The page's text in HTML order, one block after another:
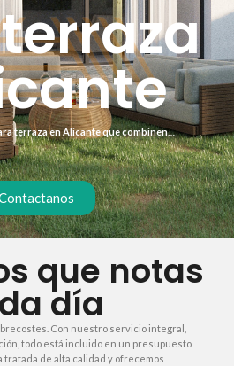
terraza en Alicante que combinen
lugar indicado. Te ayudamos a crear un
perfecto para disfrutar con familia o amigos.
terraza, grande o pequeña, y están
que notas
día
Con nuestro servicio integral,
todo está incluido en un presupuesto
tratada de alta calidad y ofrecemos